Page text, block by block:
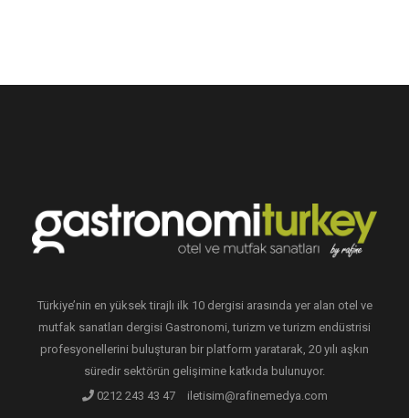
Türkiye’nin en yüksek tirajlı ilk 10 dergisi arasında yer alan otel ve
mutfak sanatları dergisi Gastronomi, turizm ve turizm endüstrisi
profesyonellerini buluşturan bir platform yaratarak, 20 yılı aşkın
süredir sektörün gelişimine katkıda bulunuyor.
0212 243 43 47
iletisim@rafinemedya.com